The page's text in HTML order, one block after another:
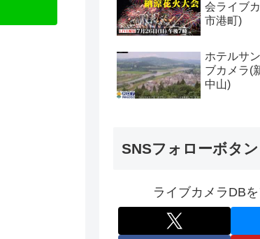
会ライブ
市港町)
ホテルサ
ブカメラ(
中山)
SNSフォローボタン
ライブカメラDB